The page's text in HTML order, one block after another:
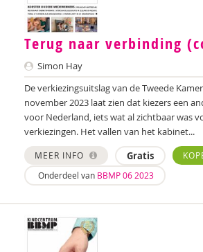
Sharon Gesthuizen
Simon Hay
P. Hebbink
Josette Hoex
Onno Hoorn
Bidan Hu
Yvonne Huisman
IJsbrand Jepma
Terug naar verbinding
Simon Hay
De verkiezingsuitslag van de Tweede
november 2023 laat zien dat kiezers een
voor Nederland, iets wat al zichtbaar was
verkiezingen. Het vallen van het kabinet...
MEER INFO Gratis
Onderdeel van BBMP 06 2023